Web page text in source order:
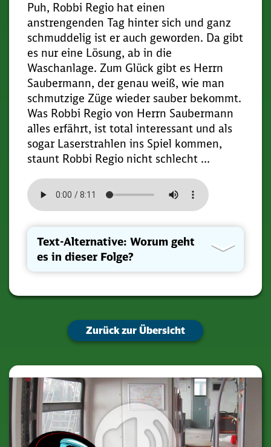
Puh, Robbi Regio hat einen
anstrengenden Tag hinter sich und ganz
schmuddelig ist er auch geworden. Da gibt
es nur eine Lösung, ab in die
Waschanlage. Zum Glück gibt es Herrn
Saubermann, der genau weiß, wie man
schmutzige Züge wieder sauber bekommt.
Was Robbi Regio von Herrn Saubermann
alles erfährt, ist total interessant und als
sogar Laserstrahlen ins Spiel kommen,
staunt Robbi Regio nicht schlecht …
Text-Alternative: Worum geht
es in dieser Folge?
Zurück zur Übersicht